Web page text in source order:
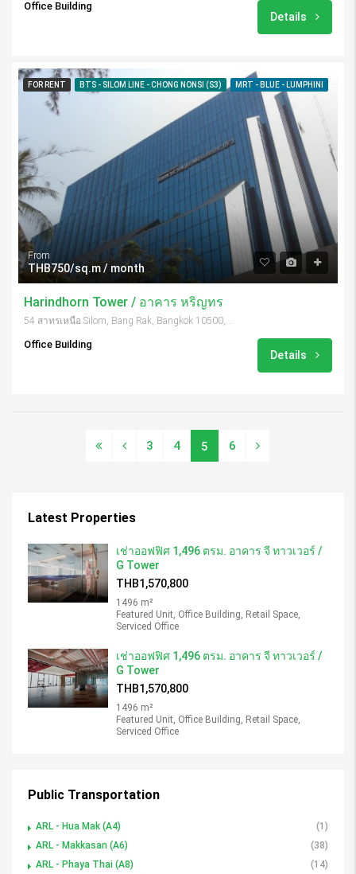
Office Building
Details
FOR RENT BTS - SILOM LINE - CHONG NONSI (S3) MRT - BLUE - LUMPHINI
From
THB750/sq.m / month
Harindhorn Tower / อาคาร หริญทร
Office Building
Details
3 4 5 6
Latest Properties
เช่าออฟฟิศ 1,496 ตรม. อาคาร จี ทาวเวอร์ /
G Tower
THB1,570,800
1496 m²
Featured Unit, Office Building, Retail Space,
Serviced Office
เช่าออฟฟิศ 1,496 ตรม. อาคาร จี ทาวเวอร์ /
G Tower
THB1,570,800
1496 m²
Featured Unit, Office Building, Retail Space,
Serviced Office
Public Transportation
ARL - Hua Mak (A4)
(1)
ARL - Makkasan (A6)
(38)
ARL - Phaya Thai (A8)
(14)